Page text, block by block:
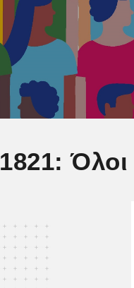
1821: Όλοι